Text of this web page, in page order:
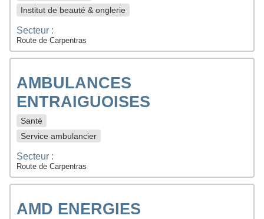
Institut de beauté & onglerie
Secteur :
Route de Carpentras
AMBULANCES
ENTRAIGUOISES
Santé
Service ambulancier
Secteur :
Route de Carpentras
AMD ENERGIES